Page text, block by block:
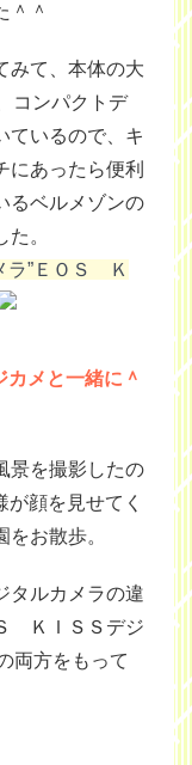
＾＾
みて、本体の大
コンパクトデ
ているので、キ
にあったら便利
るベルメゾンの
。
ラ”ＥＯＳ Ｋ
メと一緒に＾
景を撮影したの
顔を見せてく
お散歩。
タルカメラの違
ＫＩＳＳデジ
両方をもって